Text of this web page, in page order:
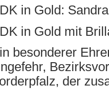
in Gold:
in Gold mit
besonderer
der